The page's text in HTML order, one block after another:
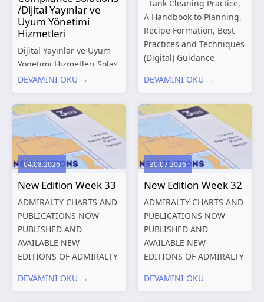
/Dijital Yayınlar ve
Uyum Yönetimi
Hizmetleri
Dijital Yayınlar ve Uyum
Yönetimi Hizmetleri Solas
Marine, denizcilik
düzenleyici gereklilikleri
ve dijitalleşen
operasyonel ihtiyaçları
doğrultusunda kapsamlı
Dijital Yayınlar ve Uyum
Yönetimi çözümleri
sunmaktadır.
Hizmetlerimiz; gemi
işletmecileri, armatörler,
teknik yönetim şirketleri
ve denizcilik...
DEVAMINI OKU →
Tank Cleaning Practice,
A Handbook to Planning,
Recipe Formation, Best
Practices and Techniques
(Digital) Guidance
Structures – Consolidated
Shipping and the
Environment – A Guide to
Environmental
Compliance...
DEVAMINI OKU →
04.08.2026
New Edition Week 33
ADMIRALTY CHARTS AND
PUBLICATIONS NOW
PUBLISHED AND
AVAILABLE NEW
EDITIONS OF ADMIRALTY
PUBLICATIONS New
DEVAMINI OKU →
30.07.2026
New Edition Week 32
ADMIRALTY CHARTS AND
PUBLICATIONS NOW
PUBLISHED AND
AVAILABLE NEW
EDITIONS OF ADMIRALTY
PUBLICATIONS New
DEVAMINI OKU →